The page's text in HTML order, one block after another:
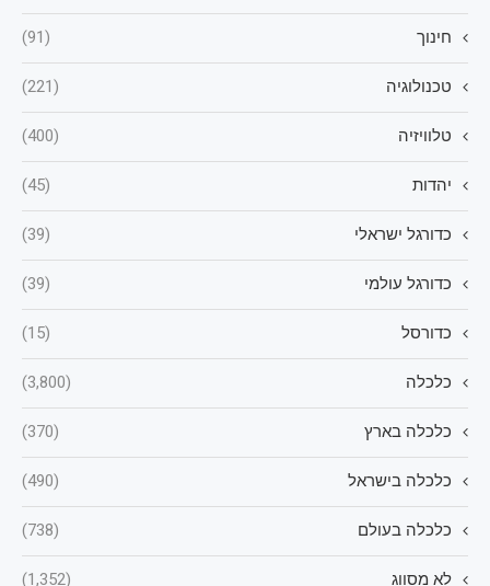
חינוך (91)
טכנולוגיה (221)
טלוויזיה (400)
יהדות (45)
כדורגל ישראלי (39)
כדורגל עולמי (39)
כדורסל (15)
כלכלה (3,800)
כלכלה בארץ (370)
כלכלה בישראל (490)
כלכלה בעולם (738)
לא מסווג (1,352)